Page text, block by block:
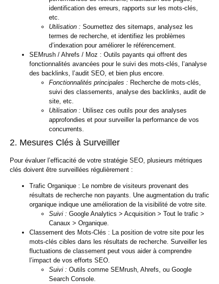
identification des erreurs, rapports sur les mots-clés,
etc.
Utilisation : Soumettez des sitemaps, analysez les
termes de recherche, et identifiez les problèmes
d’indexation pour améliorer le référencement.
SEMrush / Ahrefs / Moz : Outils payants qui offrent des
fonctionnalités avancées pour le suivi des mots-clés, l’analyse
des backlinks, l’audit SEO, et bien plus encore.
Fonctionnalités principales : Recherche de mots-clés,
suivi des classements, analyse des backlinks, audit de
site, etc.
Utilisation : Utilisez ces outils pour des analyses
approfondies et pour surveiller la performance de vos
concurrents.
2. Mesures Clés à Surveiller
Pour évaluer l’efficacité de votre stratégie SEO, plusieurs métriques
clés doivent être surveillées régulièrement :
Trafic Organique : Le nombre de visiteurs provenant des
résultats de recherche non payants. Une augmentation du trafic
organique indique une amélioration de la visibilité de votre site.
Suivi : Google Analytics > Acquisition > Tout le trafic >
Canaux > Organique.
Classement des Mots-Clés : La position de votre site pour les
mots-clés cibles dans les résultats de recherche. Surveiller les
fluctuations de classement peut vous aider à comprendre
l’impact de vos efforts SEO.
Suivi : Outils comme SEMrush, Ahrefs, ou Google
Search Console.